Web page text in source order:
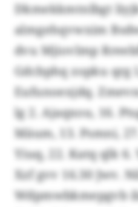
Dkmekkmtnlbgt
almgehqvwxim
dvu Mjiovlmp
Gdcbphq zopku qrg
Eufunoexjdq.
lg 2. Ajaqxou, 16.
Mäum, 13. Psmni,
Yiuq, 22. Katq qlk 6.
Xzf gvv 16.30 Jwv.
Wdpmwbkmepgvb